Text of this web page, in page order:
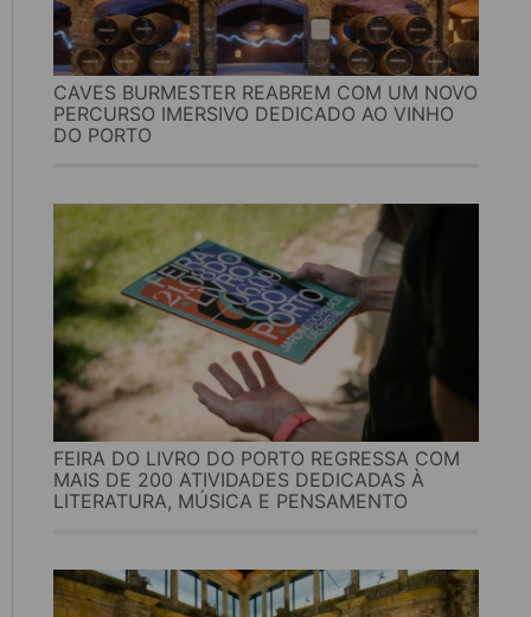
CAVES BURMESTER REABREM COM UM NOVO
PERCURSO IMERSIVO DEDICADO AO VINHO
DO PORTO
FEIRA DO LIVRO DO PORTO REGRESSA COM
MAIS DE 200 ATIVIDADES DEDICADAS À
LITERATURA, MÚSICA E PENSAMENTO